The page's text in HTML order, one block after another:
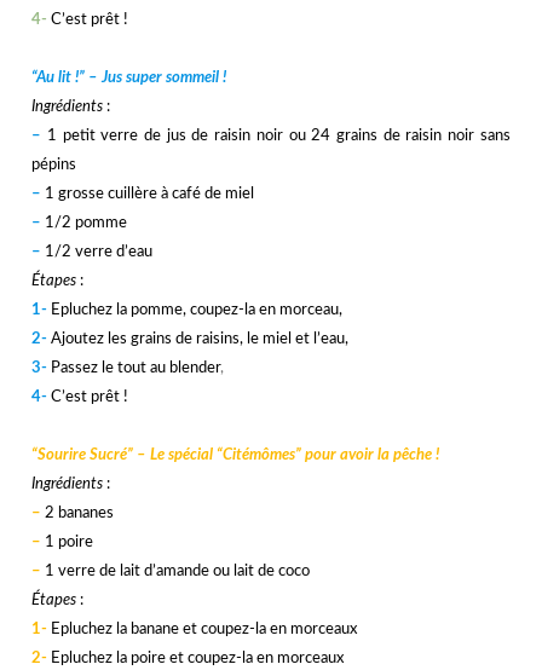
4- C’est prêt !
“Au lit !” – Jus super sommeil !
Ingrédients :
– 1 petit verre de jus de raisin noir ou 24 grains de raisin noir sans
pépins
– 1 grosse cuillère à café de miel
– 1/2 pomme
– 1/2 verre d’eau
Étapes :
1- Epluchez la pomme, coupez-la en morceau,
2- Ajoutez les grains de raisins, le miel et l’eau,
3- Passez le tout au blender,
4- C’est prêt !
“Sourire Sucré” – Le spécial “Citémômes” pour avoir la pêche !
Ingrédients :
– 2 bananes
– 1 poire
– 1 verre de lait d’amande ou lait de coco
Étapes :
1- Epluchez la banane et coupez-la en morceaux
2- Epluchez la poire et coupez-la en morceaux